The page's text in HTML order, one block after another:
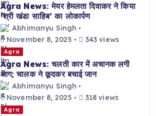
Agra News: मेयर हेमलता दिवाकर ने किया
‘श्री खंडा साहिब’ का लोकार्पण
Abhimanyu Singh
November 8, 2025
343 views
Agra
Agra News: चलती कार में अचानक लगी
आग; चालक ने कूदकर बचाई जान
Abhimanyu Singh
November 8, 2025
318 views
Agra